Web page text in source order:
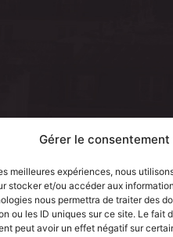
Gérer le
meilleures expériences, nous
stocker et/ou accéder aux
nous permettra de traiter des
ou les ID uniques sur ce site. Le fait
peut avoir un effet négatif sur